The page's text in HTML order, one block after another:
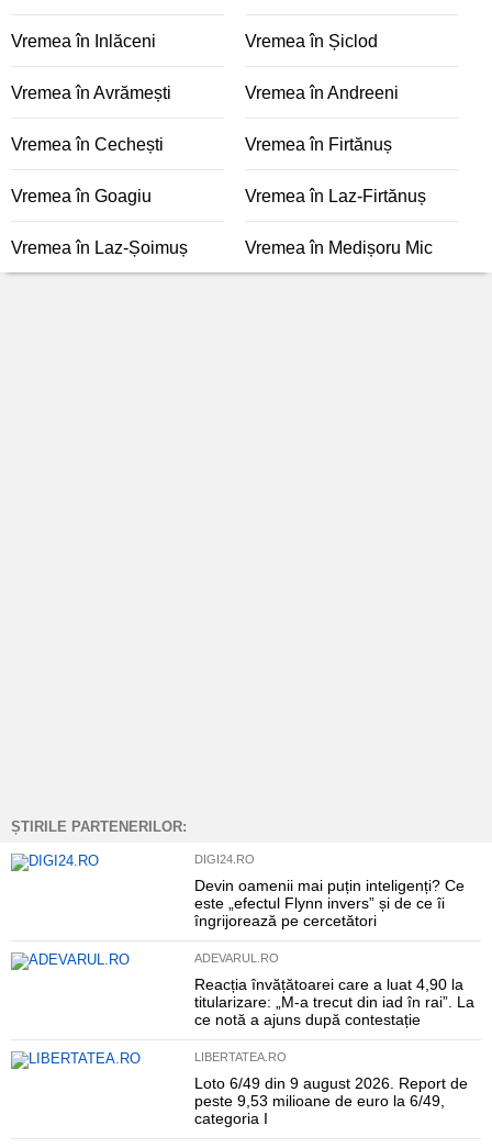
Vremea în Inlăceni Vremea în Șiclod
Vremea în Avrămești Vremea în Andreeni
Vremea în Cechești Vremea în Firtănuș
Vremea în Goagiu Vremea în Laz-Firtănuș
Vremea în Laz-Șoimuș Vremea în Medișoru Mic
ȘTIRILE PARTENERILOR:
DIGI24.RO
Devin oamenii mai puțin inteligenți? Ce
este „efectul Flynn invers” și de ce îi
îngrijorează pe cercetători
ADEVARUL.RO
Reacția învățătoarei care a luat 4,90 la
titularizare: „M-a trecut din iad în rai”. La
ce notă a ajuns după contestație
LIBERTATEA.RO
Loto 6/49 din 9 august 2026. Report de
peste 9,53 milioane de euro la 6/49,
categoria I